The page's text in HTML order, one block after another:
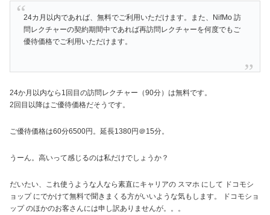
24カ月以内であれば、無料でご利用いただけます。また、NifMo 訪
問レクチャーの契約期間中であれば再訪問レクチャーを何度でもご
優待価格でご利用いただけます。
24か月以内なら1回目の訪問レクチャー（90分）は無料です。
2回目以降はご優待価格だそうです。
ご優待価格は60分6500円。延長1380円＠15分。
うーん。高いって感じるのは私だけでしょうか？
だいたい、これ使うような人なら素直にキャリアの スマホ にして ドコモシ
ョップ にでかけて無料で聞きまくる方がいいような気もします。 ドコモショ
ップ のほかのお客さんには申し訳ありませんが。。。